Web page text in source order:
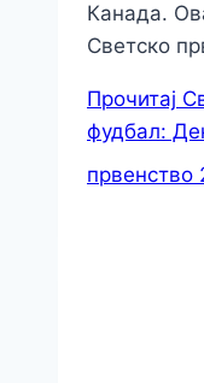
Канада.
Светско
Прочитај
фудбал:
првенство